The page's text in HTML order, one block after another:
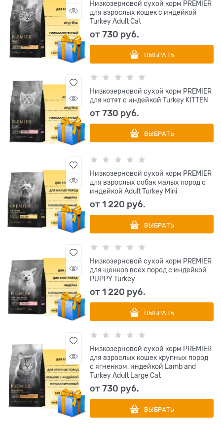
Низкозерновой сухой корм PREMIER
для взрослых кошек с индейкой
Turkey Adult Cat
от730 руб.
ВЫБРАТЬ
Низкозерновой сухой корм PREMIER
для котят с индейкой Turkey KITTEN
от730 руб.
ВЫБРАТЬ
Низкозерновой сухой корм PREMIER
для взрослых собак малых пород с
индейкой Adult Turkey Mini
от1 220 руб.
ВЫБРАТЬ
Низкозерновой сухой корм PREMIER
для щенков всех пород с индейкой
PUPPY Turkey
от1 220 руб.
ВЫБРАТЬ
Низкозерновой сухой корм PREMIER
для взрослых кошек крупных пород
с ягненком, индейкой Lamb and
Turkey Adult Large Cat
от730 руб.
ВЫБРАТЬ